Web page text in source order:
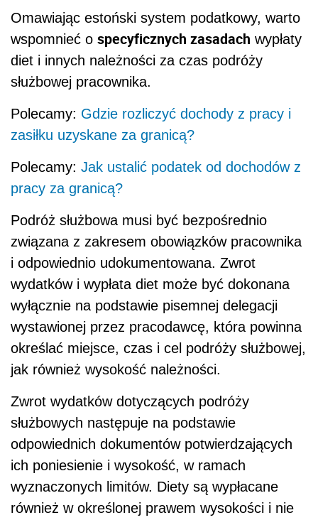
Omawiając estoński system podatkowy, warto
wspomnieć o specyficznych zasadach wypłaty
diet i innych należności za czas podróży
służbowej pracownika.
Polecamy: Gdzie rozliczyć dochody z pracy i
zasiłku uzyskane za granicą?
Polecamy: Jak ustalić podatek od dochodów z
pracy za granicą?
Podróż służbowa musi być bezpośrednio
związana z zakresem obowiązków pracownika
i odpowiednio udokumentowana. Zwrot
wydatków i wypłata diet może być dokonana
wyłącznie na podstawie pisemnej delegacji
wystawionej przez pracodawcę, która powinna
określać miejsce, czas i cel podróży służbowej,
jak również wysokość należności.
Zwrot wydatków dotyczących podróży
służbowych następuje na podstawie
odpowiednich dokumentów potwierdzających
ich poniesienie i wysokość, w ramach
wyznaczonych limitów. Diety są wypłacane
również w określonej prawem wysokości i nie